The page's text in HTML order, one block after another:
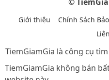
Giới thiệu Chính Sách
TiemGiamGia là công cụ
TiemGiamGia không bán